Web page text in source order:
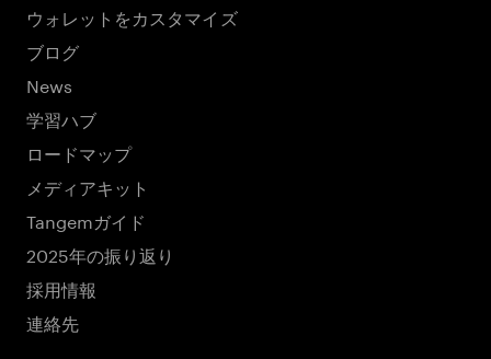
ウォレットをカスタマイズ
ブログ
News
学習ハブ
ロードマップ
メディアキット
Tangemガイド
2025年の振り返り
採用情報
連絡先